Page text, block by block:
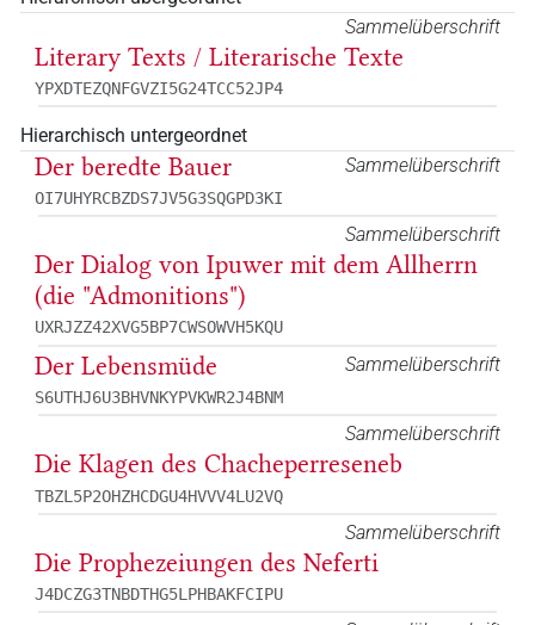
Sammelüberschrift
Literary Texts / Literarische Texte
YPXDTEZQNFGVZI5G24TCC52JP4
Hierarchisch untergeordnet
Sammelüberschrift
Der beredte Bauer
OI7UHYRCBZDS7JV5G3SQGPD3KI
Sammelüberschrift
Der Dialog von Ipuwer mit dem Allherrn
(die "Admonitions")
UXRJZZ42XVG5BP7CWSOWVH5KQU
Sammelüberschrift
Der Lebensmüde
S6UTHJ6U3BHVNKYPVKWR2J4BNM
Sammelüberschrift
Die Klagen des Chacheperreseneb
TBZL5P2OHZHCDGU4HVVV4LU2VQ
Sammelüberschrift
Die Prophezeiungen des Neferti
J4DCZG3TNBDTHG5LPHBAKFCIPU